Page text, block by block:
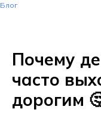
Блог
Почему
часто
дорогим